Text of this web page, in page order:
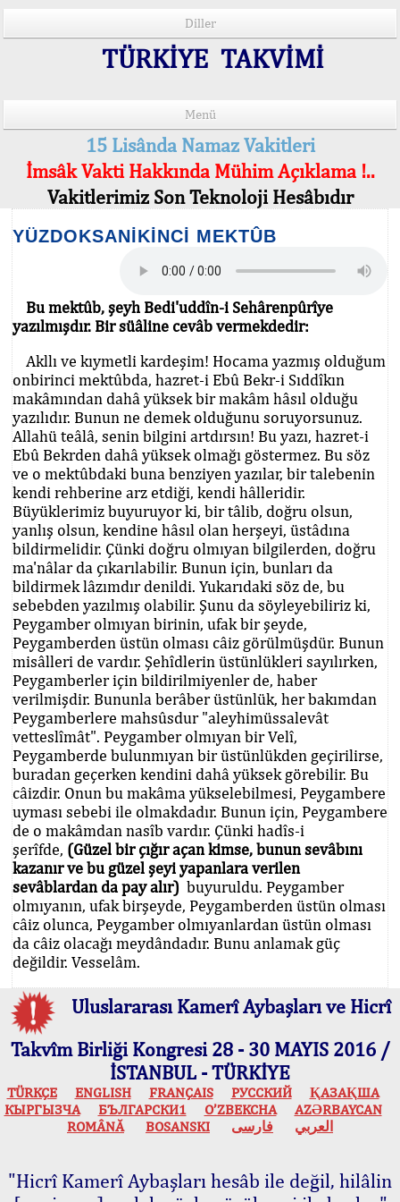
Diller
TÜRKİYE TAKVİMİ
Menü
15 Lisânda Namaz Vakitleri
İmsâk Vakti Hakkında Mühim Açıklama !..
Vakitlerimiz Son Teknoloji Hesâbıdır
YÜZDOKSANİKİNCİ MEKTÛB
Bu mektûb, şeyh Bedi'uddîn-i Sehârenpûrîye
yazılmışdır. Bir süâline cevâb vermekdedir:
Akllı ve kıymetli kardeşim! Hocama yazmış olduğum
onbirinci mektûbda, hazret-i Ebû Bekr-i Sıddîkın
makâmından dahâ yüksek bir makâm hâsıl olduğu
yazılıdır. Bunun ne demek olduğunu soruyorsunuz.
Allahü teâlâ, senin bilgini artdırsın! Bu yazı, hazret-i
Ebû Bekrden dahâ yüksek olmağı göstermez. Bu söz
ve o mektûbdaki buna benziyen yazılar, bir talebenin
kendi rehberine arz etdiği, kendi hâlleridir.
Büyüklerimiz buyuruyor ki, bir tâlib, doğru olsun,
yanlış olsun, kendine hâsıl olan herşeyi, üstâdına
bildirmelidir. Çünki doğru olmıyan bilgilerden, doğru
ma'nâlar da çıkarılabilir. Bunun için, bunları da
bildirmek lâzımdır denildi. Yukarıdaki söz de, bu
sebebden yazılmış olabilir. Şunu da söyleyebiliriz ki,
Peygamber olmıyan birinin, ufak bir şeyde,
Peygamberden üstün olması câiz görülmüşdür. Bunun
misâlleri de vardır. Şehîdlerin üstünlükleri sayılırken,
Peygamberler için bildirilmiyenler de, haber
verilmişdir. Bununla berâber üstünlük, her bakımdan
Peygamberlere mahsûsdur "aleyhimüssalevât
vetteslîmât". Peygamber olmıyan bir Velî,
Peygamberde bulunmıyan bir üstünlükden geçirilirse,
buradan geçerken kendini dahâ yüksek görebilir. Bu
câizdir. Onun bu makâma yükselebilmesi, Peygambere
uyması sebebi ile olmakdadır. Bunun için, Peygambere
de o makâmdan nasîb vardır. Çünki hadîs-i
şerîfde, (Güzel bir çığır açan kimse, bunun sevâbını
kazanır ve bu güzel şeyi yapanlara verilen
sevâblardan da pay alır) buyuruldu. Peygamber
olmıyanın, ufak birşeyde, Peygamberden üstün olması
câiz olunca, Peygamber olmıyanlardan üstün olması
da câiz olacağı meydândadır. Bunu anlamak güç
değildir. Vesselâm.
Uluslararası Kamerî Aybaşları ve Hicrî
Takvîm Birliği Kongresi 28 - 30 MAYIS 2016 /
İSTANBUL - TÜRKİYE
TÜRKÇE ENGLISH FRANÇAIS РУССКИЙ
ҚАЗАҚША
КЫPГЫЗЧA
БЪЛГАРСКИ1 O’ZBEKCHA
AZӘRBAYCAN
ROMÂNĂ
BOSANSKI العربي فارسی
"Hicrî Kamerî Aybaşları hesâb ile değil, hilâlin